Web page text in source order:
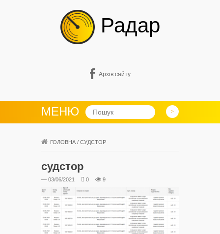
Радар
Архів сайту
МЕНЮ
ГОЛОВНА / СУДСТОР
судстор
— 03/06/2021 0 9